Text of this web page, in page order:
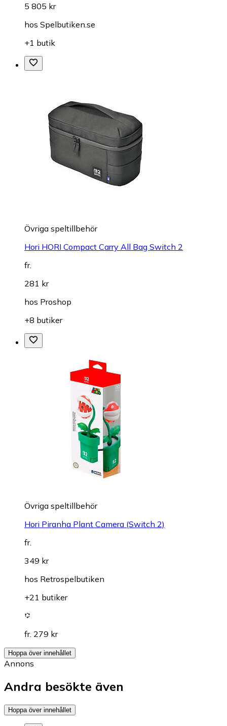
5 805 kr
hos Spelbutiken.se
+1 butik
Övriga speltillbehör
Hori HORI Compact Carry All Bag Switch 2
fr.
281 kr
hos Proshop
+8 butiker
Övriga speltillbehör
Hori Piranha Plant Camera (Switch 2)
fr.
349 kr
hos Retrospelbutiken
+21 butiker
fr. 279 kr
Hoppa över innehållet
Annons
Andra besökte även
Hoppa över innehållet